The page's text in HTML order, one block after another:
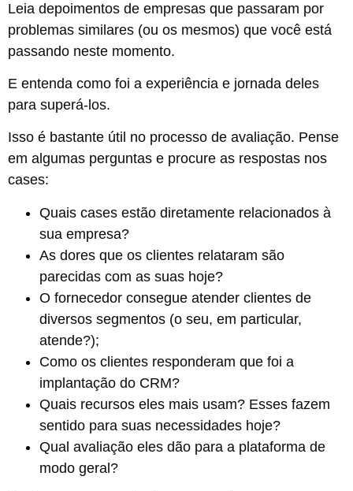
Leia depoimentos de empresas que passaram por
problemas similares (ou os mesmos) que você está
passando neste momento.
E entenda como foi a experiência e jornada deles
para superá-los.
Isso é bastante útil no processo de avaliação. Pense
em algumas perguntas e procure as respostas nos
cases:
Quais cases estão diretamente relacionados à
sua empresa?
As dores que os clientes relataram são
parecidas com as suas hoje?
O fornecedor consegue atender clientes de
diversos segmentos (o seu, em particular,
atende?);
Como os clientes responderam que foi a
implantação do CRM?
Quais recursos eles mais usam? Esses fazem
sentido para suas necessidades hoje?
Qual avaliação eles dão para a plataforma de
modo geral?